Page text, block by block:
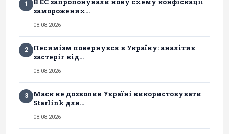
1
заморожених...
08.08.2026
2
Песимізм повернувся в Україну: аналітик
застеріг від...
08.08.2026
3
Маск не дозволив Україні використовувати
Starlink для...
08.08.2026